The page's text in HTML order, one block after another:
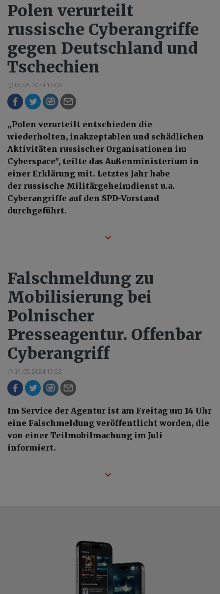
Polen verurteilt
russische Cyberangriffe
gegen Deutschland und
Tschechien
05.05.2024 10:00
„Polen verurteilt entschieden die
wiederholten, inakzeptablen und schädlichen
Aktivitäten russischer Organisationen im
Cyberspace", teilte das Außenministerium in
einer Erklärung mit. Letztes Jahr habe
der russische Militärgeheimdienst u.a.
Cyberangriffe auf den SPD-Vorstand
durchgeführt.
Falschmeldung zu
Mobilisierung bei
Polnischer
Presseagentur. Offenbar
Cyberangriff
31.05.2024 15:52
Im Service der Agentur ist am Freitag um 14 Uhr
eine Falschmeldung veröffentlicht worden, die
von einer Teilmobilmachung im Juli
informiert.